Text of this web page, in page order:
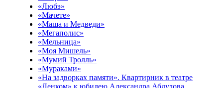
«Любэ»
«Мачете»
«Маша и Медведи»
«Мегаполис»
«Мельница»
«Моя Мишель»
«Мумий Тролль»
«Мураками»
«На задворках памяти». Квартирник в театре
«Ленком» к юбилею Александра Абдулова